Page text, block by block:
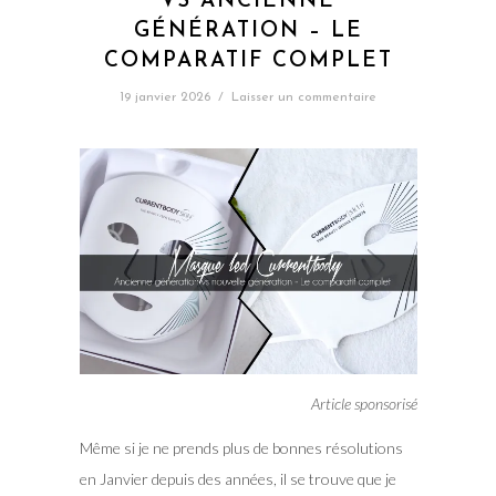
GÉNÉRATION – LE
COMPARATIF COMPLET
19 janvier 2026 / Laisser un commentaire
Article sponsorisé
Même si je ne prends plus de bonnes résolutions
en Janvier depuis des années, il se trouve que je